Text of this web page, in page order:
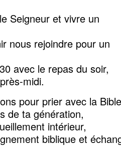
Souvent il tombe dans le feu
et, souvent aussi, dans l’eau.
mais ils n’ont pas pu le guérir. »
« Génération incroyante et dévoyée,
combien de temps devrai-je rester avec
Combien de temps devrai-je vous
Jésus menaça le démon,
et il sortit de lui.
À l’heure même, l’enfant fut guéri.
Alors les disciples s’approchèrent de
et lui dirent en particulier :
Seigneur et vivre un
nous rejoindre pour un
avec le repas du soir,
midi.
pour prier avec la
de ta génération,
intérieur,
biblique et